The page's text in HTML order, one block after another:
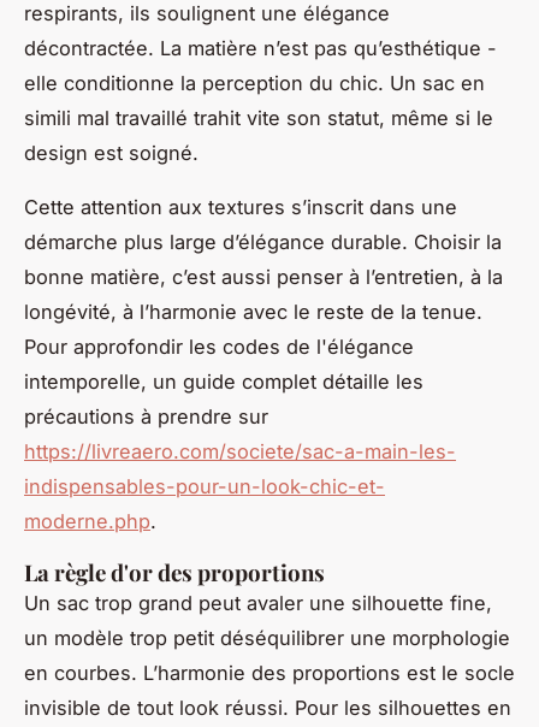
respirants, ils soulignent une élégance
décontractée. La matière n’est pas qu’esthétique -
elle conditionne la perception du chic. Un sac en
simili mal travaillé trahit vite son statut, même si le
design est soigné.
Cette attention aux textures s’inscrit dans une
démarche plus large d’élégance durable. Choisir la
bonne matière, c’est aussi penser à l’entretien, à la
longévité, à l’harmonie avec le reste de la tenue.
Pour approfondir les codes de l'élégance
intemporelle, un guide complet détaille les
précautions à prendre sur
https://livreaero.com/societe/sac-a-main-les-
indispensables-pour-un-look-chic-et-
moderne.php.
La règle d'or des proportions
Un sac trop grand peut avaler une silhouette fine,
un modèle trop petit déséquilibrer une morphologie
en courbes. L’harmonie des proportions est le socle
invisible de tout look réussi. Pour les silhouettes en